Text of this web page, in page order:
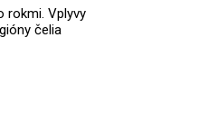
rokmi. Vplyvy
čelia